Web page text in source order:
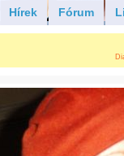
Hírek Fórum